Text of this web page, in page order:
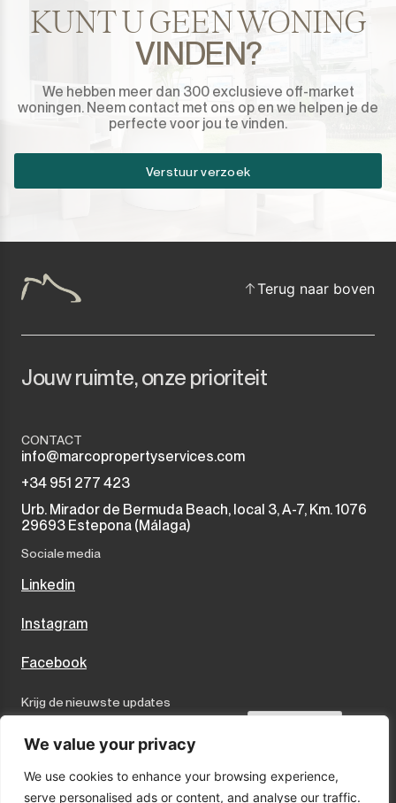
We value your privacy
We use cookies to enhance your browsing experience,
serve personalised ads or content, and analyse our traffic.
KUNT U GEEN WONING
VINDEN?
We hebben meer dan 300 exclusieve off-market
woningen. Neem contact met ons op en we helpen je de
perfecte voor jou te vinden.
Verstuur verzoek
Terug naar boven
Jouw ruimte, onze prioriteit
CONTACT
info@marcopropertyservices.com
+34 951 277 423
Urb. Mirador de Bermuda Beach, local 3, A-7, Km. 1076
29693 Estepona (Málaga)
Sociale media
Linkedin
Instagram
Facebook
Krijg de nieuwste updates
I accept the terms and conditions